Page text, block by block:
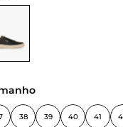
38 39 40 41